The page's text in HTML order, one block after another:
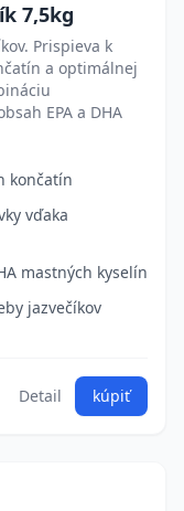
7,5kg
Prispieva k
a optimálnej
EPA a DHA
končatín
vďaka
mastných kyselín
jazvečíkov
Detail kúpiť